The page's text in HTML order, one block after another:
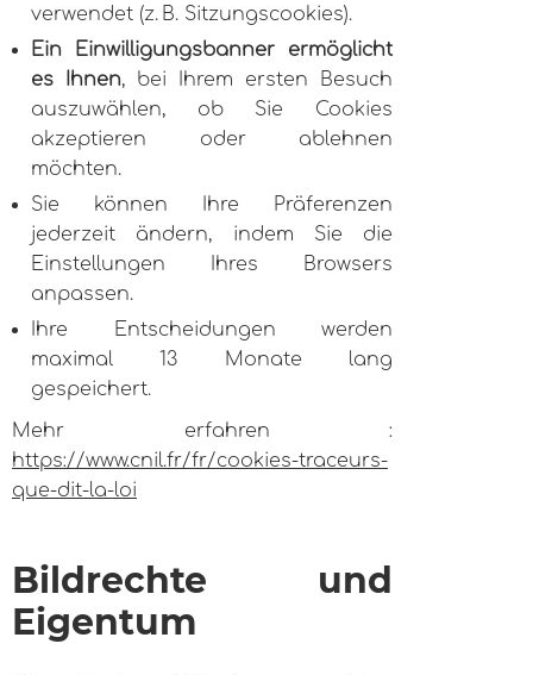
verwendet (z. B. Sitzungscookies).
Ein Einwilligungsbanner ermöglicht
es Ihnen, bei Ihrem ersten Besuch
auszuwählen, ob Sie Cookies
akzeptieren oder ablehnen
möchten.
Sie können Ihre Präferenzen
jederzeit ändern, indem Sie die
Einstellungen Ihres Browsers
anpassen.
Ihre Entscheidungen werden
maximal 13 Monate lang
gespeichert.
Mehr erfahren :
https://www.cnil.fr/fr/cookies-traceurs-
que-dit-la-loi
Bildrechte und
Eigentum